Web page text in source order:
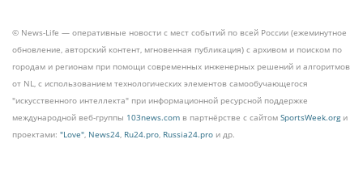
© News-Life — оперативные новости с мест событий по всей России (ежеминутное
обновление, авторский контент, мгновенная публикация) с архивом и поиском по
городам и регионам при помощи современных инженерных решений и алгоритмов
от NL, с использованием технологических элементов самообучающегося
"искусственного интеллекта" при информационной ресурсной поддержке
международной веб-группы 103news.com в партнёрстве с сайтом SportsWeek.orgи
проектами: "Love", News24, Ru24.pro, Russia24.pro и др.